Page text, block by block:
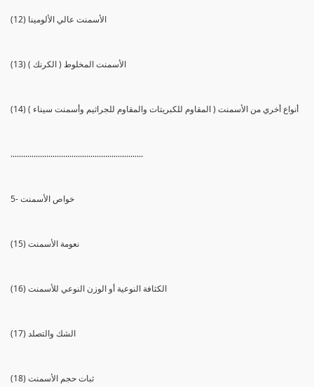
(12) الأسمنت عالي الألومينا
(13) الأسمنت المخلوط ( الكرنك )
(14) أنواع أخري من الأسمنت ( المقاوم للكبريتات والمقاوم للجراثيم وأسمنت سيناء )
...............................................................
5- خواص الأسمنت
(15) نعومة الأسمنت
(16) الكثافة النوعية أو الوزن النوعي للأسمنت
(17) الشك والتصلد
(18) ثبات حجم الأسمنت